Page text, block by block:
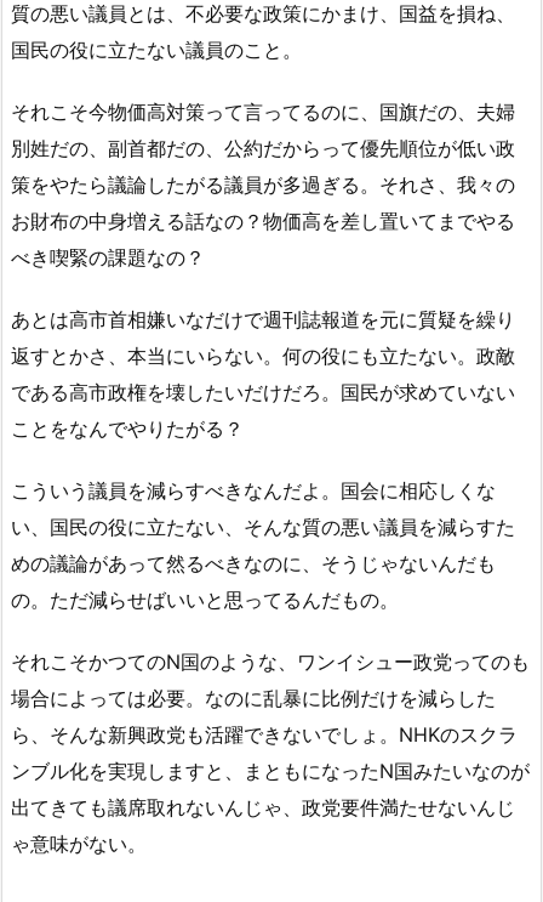
質の悪い議員とは、不必要な政策にかまけ、国益を損ね、
国民の役に立たない議員のこと。
それこそ今物価高対策って言ってるのに、国旗だの、夫婦
別姓だの、副首都だの、公約だからって優先順位が低い政
策をやたら議論したがる議員が多過ぎる。それさ、我々の
お財布の中身増える話なの？物価高を差し置いてまでやる
べき喫緊の課題なの？
あとは高市首相嫌いなだけで週刊誌報道を元に質疑を繰り
返すとかさ、本当にいらない。何の役にも立たない。政敵
である高市政権を壊したいだけだろ。国民が求めていない
ことをなんでやりたがる？
こういう議員を減らすべきなんだよ。国会に相応しくな
い、国民の役に立たない、そんな質の悪い議員を減らすた
めの議論があって然るべきなのに、そうじゃないんだも
の。ただ減らせばいいと思ってるんだもの。
それこそかつてのN国のような、ワンイシュー政党ってのも
場合によっては必要。なのに乱暴に比例だけを減らした
ら、そんな新興政党も活躍できないでしょ。NHKのスクラ
ンブル化を実現しますと、まともになったN国みたいなのが
出てきても議席取れないんじゃ、政党要件満たせないんじ
ゃ意味がない。